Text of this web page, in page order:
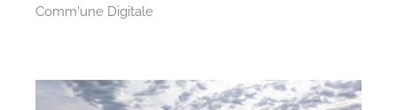
Comm'une Digitale